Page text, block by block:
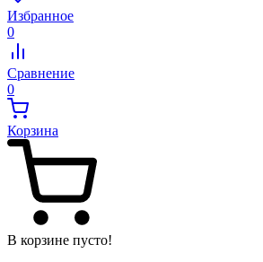
Избранное
0
Сравнение
0
Корзина
В корзине пусто!